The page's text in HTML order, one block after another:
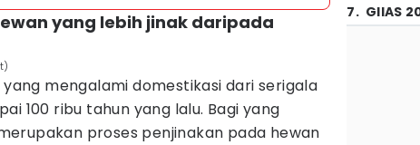
yang lebih jinak daripada
mengalami domestikasi dari serigala
100 ribu tahun yang lalu. Bagi yang
proses penjinakan pada hewan
7. GIIAS